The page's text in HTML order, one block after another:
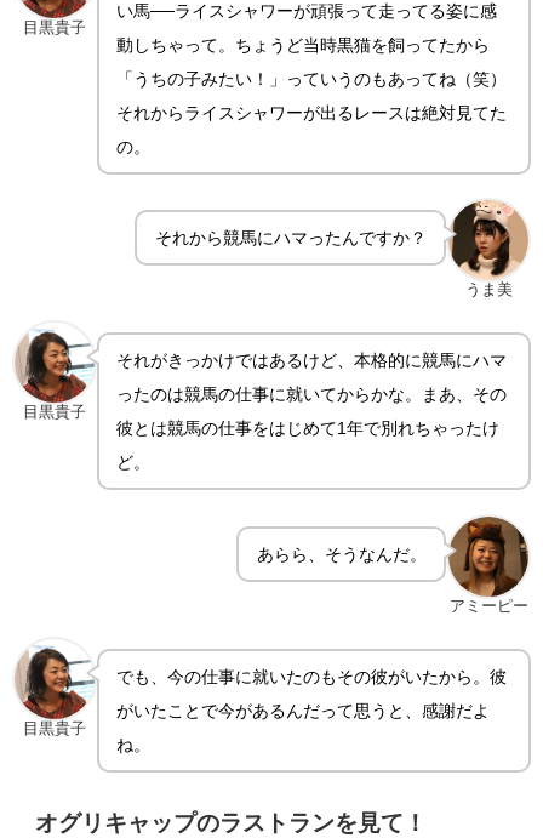
目黒貴子
い馬──ライスシャワーが頑張って走ってる姿に感
動しちゃって。ちょうど当時黒猫を飼ってたから
「うちの子みたい！」っていうのもあってね（笑）
それからライスシャワーが出るレースは絶対見てた
の。
うま美
それから競馬にハマったんですか？
目黒貴子
それがきっかけではあるけど、本格的に競馬にハマ
ったのは競馬の仕事に就いてからかな。まあ、その
彼とは競馬の仕事をはじめて1年で別れちゃったけ
ど。
アミーピー
あらら、そうなんだ。
目黒貴子
でも、今の仕事に就いたのもその彼がいたから。彼
がいたことで今があるんだって思うと、感謝だよ
ね。
オグリキャップのラストランを見て！